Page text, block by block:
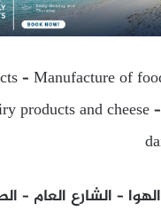
– Manufacture of
products and cheese
– الشارع العام –